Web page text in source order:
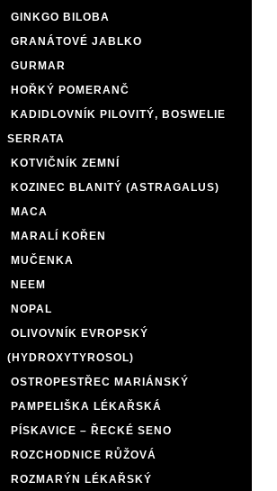
GINKGO BILOBA
GRANÁTOVÉ JABLKO
GURMAR
HOŘKÝ POMERANČ
KADIDLOVNÍK PILOVITÝ, BOSWELIE
SERRATA
KOTVIČNÍK ZEMNÍ
KOZINEC BLANITÝ (ASTRAGALUS)
MACA
MARALÍ KOŘEN
MUČENKA
NEEM
NOPAL
OLIVOVNÍK EVROPSKÝ
(HYDROXYTYROSOL)
OSTROPESTŘEC MARIÁNSKÝ
PAMPELIŠKA LÉKAŘSKÁ
PÍSKAVICE – ŘECKÉ SENO
ROZCHODNICE RŮŽOVÁ
ROZMARÝN LÉKAŘSKÝ